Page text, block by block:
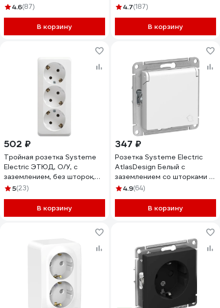
белая ATN000124 1240135
4.6(87)
В корзину
заземлением, защитные
4.7(187)
В корзину
502 ₽
Тройная розетка Systeme
Electric ЭТЮД, O/У, с
заземлением, без шторок,
16А, 250B, белый PA16-011B
5(23)
В корзину
347 ₽
Розетка Systeme Electric
AtlasDesign Белый с
заземлением со шторками с
крышкой, 16А, IP20
4.9(64)
В корзину